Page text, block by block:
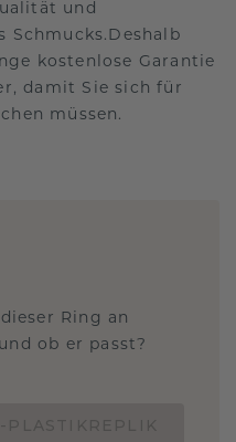
und
Schmucks.Deshalb
kostenlose Garantie
damit Sie sich für
müssen.
Ring an
ob er passt?